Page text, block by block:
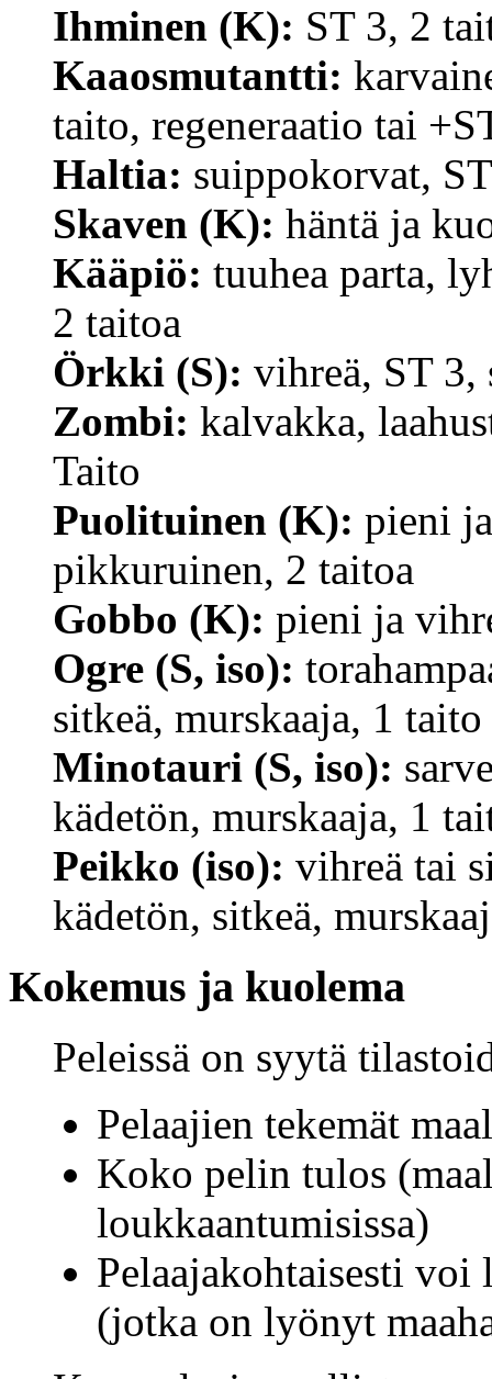
Ihminen (K): ST 3, 2
Kaaosmutantti:
taito, regeneraatio tai
Haltia: suippokorvat,
Skaven (K): häntä ja
Kääpiö: tuuhea parta,
2 taitoa
Örkki (S): vihreä, ST 3,
Zombi: kalvakka,
Taito
Puolituinen (K): pieni
pikkuruinen, 2 taitoa
Gobbo (K): pieni ja
Ogre (S, iso):
sitkeä, murskaaja, 1
Minotauri (S, iso):
kädetön, murskaaja, 1
Peikko (iso): vihreä tai
kädetön, sitkeä,
Kokemus ja kuolema
Peleissä on syytä
Pelaajien tekemät
Koko pelin tulos
loukkaantumisissa)
Pelaajakohtaisesti voi
(jotka on lyönyt